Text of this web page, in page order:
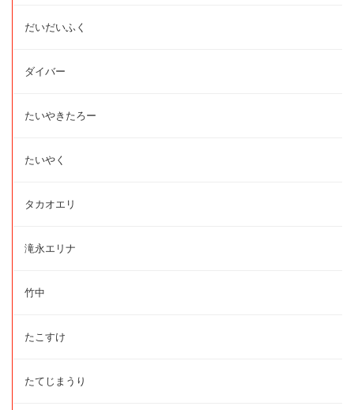
だいだいふく
ダイバー
たいやきたろー
たいやく
タカオエリ
滝永エリナ
竹中
たこすけ
たてじまうり